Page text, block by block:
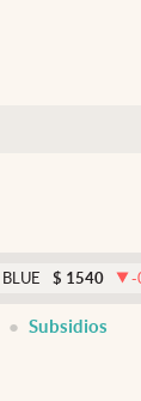
1540 -0.32 %
Subsidios